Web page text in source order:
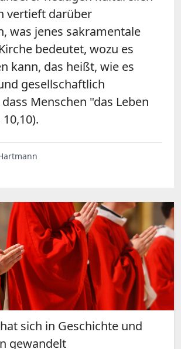
vertieft darüber
was jenes sakramentale
bedeutet, wozu es
kann, das heißt, wie es
gesellschaftlich
Menschen "das Leben
sich in Geschichte und
gewandelt